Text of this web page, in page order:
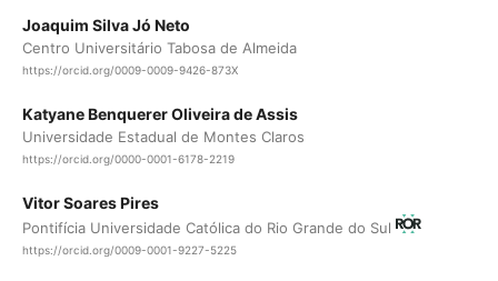
Joaquim Silva Jó Neto
Centro Universitário Tabosa de Almeida
https://orcid.org/0009-0009-9426-873X
Katyane Benquerer Oliveira de Assis
Universidade Estadual de Montes Claros
https://orcid.org/0000-0001-6178-2219
Vitor Soares Pires
Pontifícia Universidade Católica do Rio Grande do Sul
https://orcid.org/0009-0001-9227-5225